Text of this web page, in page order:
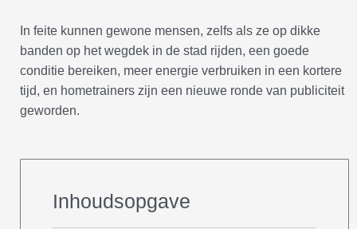
In feite kunnen gewone mensen, zelfs als ze op dikke
banden op het wegdek in de stad rijden, een goede
conditie bereiken, meer energie verbruiken in een kortere
tijd, en hometrainers zijn een nieuwe ronde van publiciteit
geworden.
Inhoudsopgave